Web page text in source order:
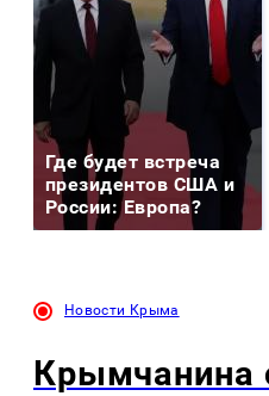
Где будет встреча
президентов США и
России: Европа?
Новости Крыма
Крымчанина